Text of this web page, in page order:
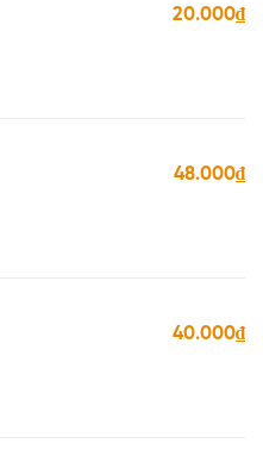
20.000₫
48.000₫
40.000₫